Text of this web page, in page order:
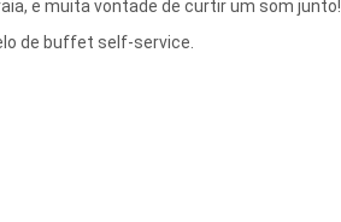
e muita vontade de curtir um som junto!
de buffet self-service.